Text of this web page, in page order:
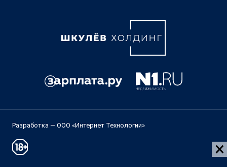
Разработка — ООО «Интернет Технологии»